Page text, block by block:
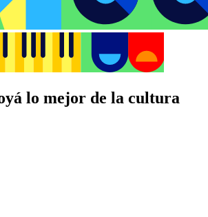
lo mejor de la cultura